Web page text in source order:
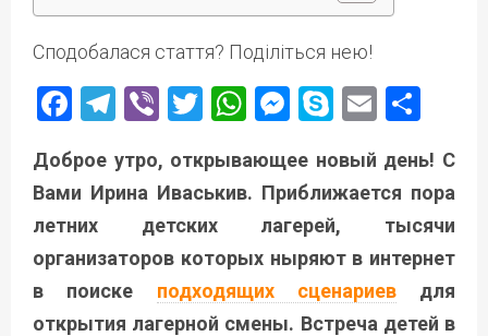
Сподобалася стаття? Поділіться нею!
Facebook
Telegram
ViberTwitter
WhatsApp
Messenger
Skype
Email
Доброе утро, открывающее новый день! С
Вами Ирина Иваськив. Приближается пора
летних детских лагерей, тысячи
организаторов которых ныряют в интернет
в поиске подходящих сценариевдля
открытия лагерной смены. Встреча детей в